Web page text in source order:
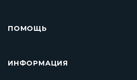
ПОМОЩЬ
ИНФОРМАЦИЯ